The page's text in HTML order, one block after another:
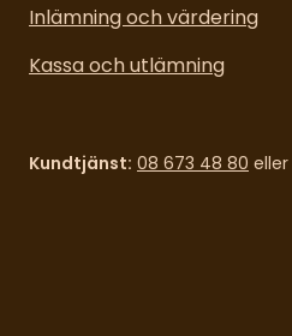
Inlämning och värdering
Kassa och utlämning
Kundtjänst: 08 673 48 80 eller